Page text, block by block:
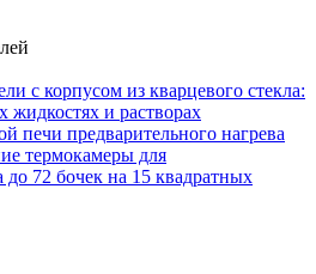
с корпусом из кварцевого стекла:
жидкостях и растворах
печи предварительного нагрева
термокамеры для
до 72 бочек на 15 квадратных